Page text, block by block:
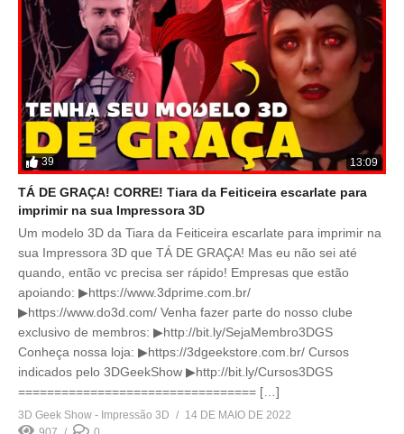
39 13:09
TÁ DE GRAÇA! CORRE! Tiara da Feiticeira escarlate para
imprimir na sua Impressora 3D
Um modelo 3D da Tiara da Feiticeira escarlate para imprimir na
sua Impressora 3D que TÁ DE GRAÇA! Mas eu não sei até
quando, então vc precisa ser rápido! Empresas que estão
apoiando: ▶https://www.3dprime.com.br/
▶https://www.do3d.com/ Venha fazer parte do nosso clube
exclusivo de membros: ▶http://bit.ly/SejaMembro3DGS
Conheça nossa loja: ▶https://3dgeekstore.com.br/ Cursos
indicados pelo 3DGeekShow ▶http://bit.ly/Cursos3DGS
================================= […]
3D Geek Show - Impressão 3D
14 DE MAIO DE 2022